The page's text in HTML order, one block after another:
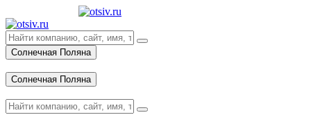
Солнечная Поляна
Солнечная Поляна